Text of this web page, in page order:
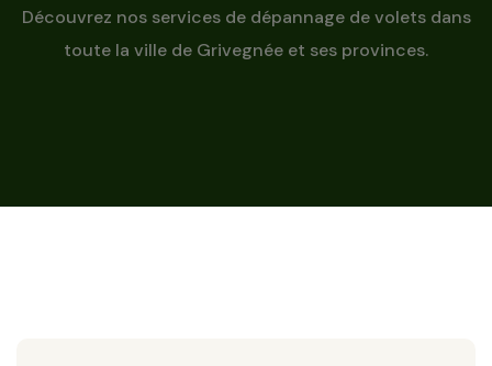
Découvrez nos services de dépannage de volets dans
toute la ville de Grivegnée et ses provinces.